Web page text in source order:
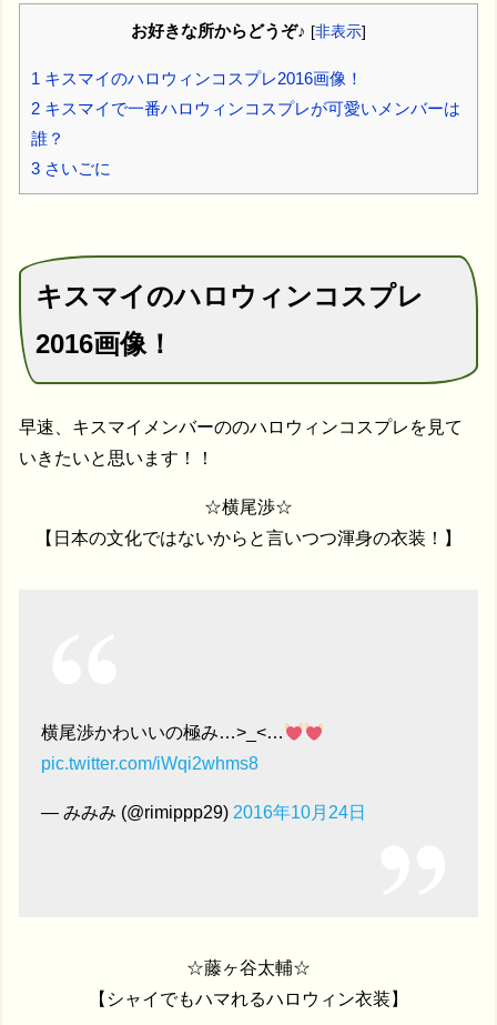
お好きな所からどうぞ♪ [非表示]
1 キスマイのハロウィンコスプレ2016画像！
2 キスマイで一番ハロウィンコスプレが可愛いメンバーは
誰？
3 さいごに
キスマイのハロウィンコスプレ
2016画像！
早速、キスマイメンバーののハロウィンコスプレを見て
いきたいと思います！！
☆横尾渉☆
【日本の文化ではないからと言いつつ渾身の衣装！】
横尾渉かわいいの極み…>_<…
pic.twitter.com/iWqi2whms8
— みみみ (@rimippp29) 2016年10月24日
☆藤ヶ谷太輔☆
【シャイでもハマれるハロウィン衣装】